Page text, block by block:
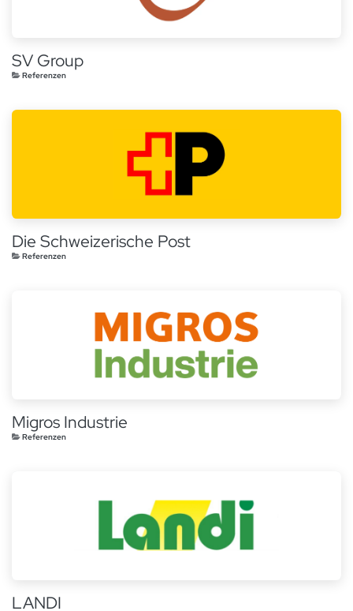
SV Group
Referenzen
Die Schweizerische Post
Referenzen
Migros Industrie
Referenzen
LANDI